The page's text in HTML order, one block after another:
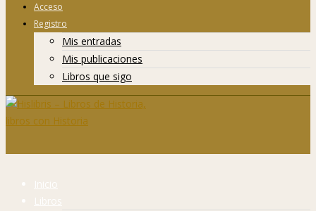
Acceso
Registro
Mis entradas
Mis publicaciones
Libros que sigo
Inicio
Libros